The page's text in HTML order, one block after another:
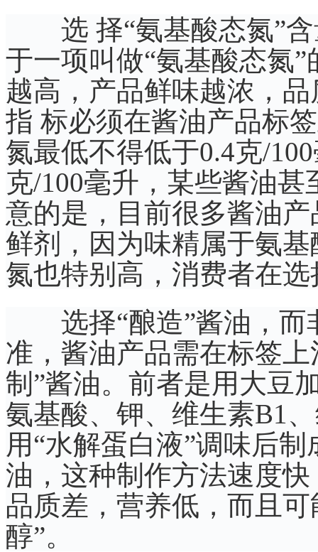
选 择“氨基酸态氮”含
于一项叫做“氨基酸态氮
越高，产品鲜味越浓，
指 标必须在酱油产品标
氮最低不得低于0.4克/
克/100毫升，某些酱油甚
意的是，目前很多酱油
鲜剂，因为味精属于氨
氮也特别高，消费者在
选择“酿造”酱油，而
准，酱油产品需在标签
制”酱油。前者是用大豆
氨基酸、钾、维生素B1
用“水解蛋白液”调味后
油，这种制作方法速度
品质差，营养低，而且
醇”。